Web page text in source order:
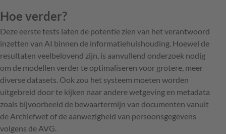
Hoe verder?
Deze eerste tests laten de potentie zien van het verantwoord
inzetten van AI binnen de informatiehuishouding. Hoewel de
resultaten veelbelovend zijn, is aanvullend onderzoek nodig
om de modellen verder te optimaliseren voor grotere, meer
diverse datasets. Ook zou het systeem moeten worden
uitgebreid door te kijken naar andere wetgeving en metadata
zoals bijvoorbeeld de bewaartermijn van documenten vanuit
de Archiefwet of de aanwezigheid van persoonsgegevens
volgens de AVG.